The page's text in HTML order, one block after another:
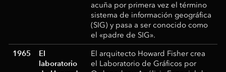
acuña por primera vez el término
sistema de información geográfica
(SIG) y pasa a ser conocido como
el «padre de SIG».
1965
El
laboratorio
El arquitecto Howard Fisher crea
el Laboratorio de Gráficos por